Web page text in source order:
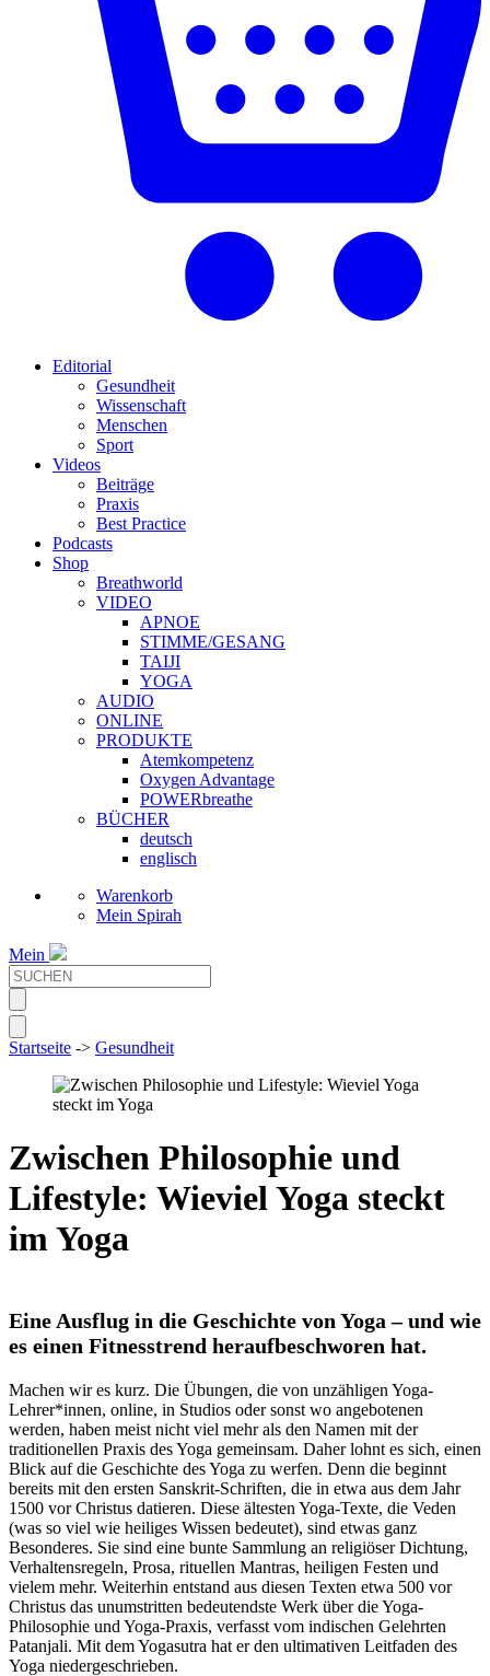
Editorial
Gesundheit
Wissenschaft
Menschen
Sport
Videos
Beiträge
Praxis
Best Practice
Podcasts
Shop
Breathworld
VIDEO
APNOE
STIMME/GESANG
TAIJI
YOGA
AUDIO
ONLINE
PRODUKTE
Atemkompetenz
Oxygen Advantage
POWERbreathe
BÜCHER
deutsch
englisch
Warenkorb
Mein Spirah
Mein
Startseite -> Gesundheit
Zwischen Philosophie und
Lifestyle: Wieviel Yoga steckt
im Yoga
Eine Ausflug in die Geschichte von Yoga – und wie
es einen Fitnesstrend heraufbeschworen hat.
Machen wir es kurz. Die Übungen, die von unzähligen Yoga-
Lehrer*innen, online, in Studios oder sonst wo angebotenen
werden, haben meist nicht viel mehr als den Namen mit der
traditionellen Praxis des Yoga gemeinsam. Daher lohnt es sich, einen
Blick auf die Geschichte des Yoga zu werfen. Denn die beginnt
bereits mit den ersten Sanskrit-Schriften, die in etwa aus dem Jahr
1500 vor Christus datieren. Diese ältesten Yoga-Texte, die Veden
(was so viel wie heiliges Wissen bedeutet), sind etwas ganz
Besonderes. Sie sind eine bunte Sammlung an religiöser Dichtung,
Verhaltensregeln, Prosa, rituellen Mantras, heiligen Festen und
vielem mehr. Weiterhin entstand aus diesen Texten etwa 500 vor
Christus das unumstritten bedeutendste Werk über die Yoga-
Philosophie und Yoga-Praxis, verfasst vom indischen Gelehrten
Patanjali. Mit dem Yogasutra hat er den ultimativen Leitfaden des
Yoga niedergeschrieben.